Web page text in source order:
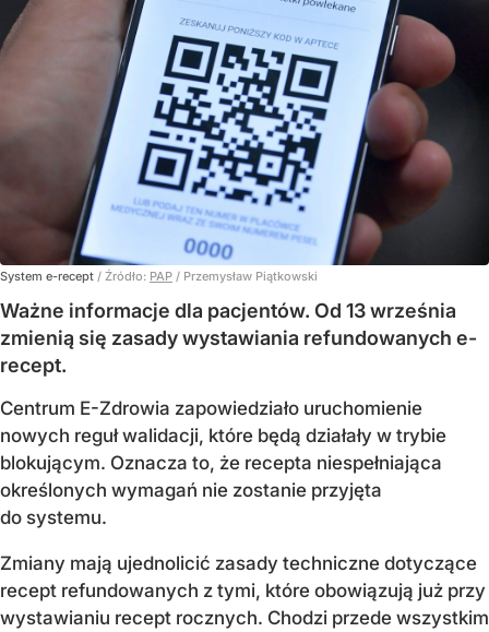
System e-recept / Źródło: PAP / Przemysław Piątkowski
Ważne informacje dla pacjentów. Od 13 września
zmienią się zasady wystawiania refundowanych e-
recept.
Centrum E-Zdrowia zapowiedziało uruchomienie
nowych reguł walidacji, które będą działały w trybie
blokującym. Oznacza to, że recepta niespełniająca
określonych wymagań nie zostanie przyjęta
do systemu.
Zmiany mają ujednolicić zasady techniczne dotyczące
recept refundowanych z tymi, które obowiązują już przy
wystawianiu recept rocznych. Chodzi przede wszystkim